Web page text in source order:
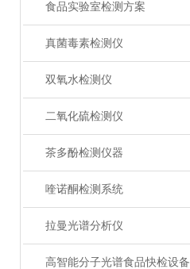
食品实验室检测方案
真菌毒素检测仪
双氧水检测仪
二氧化硫检测仪
茶多酚检测仪器
喹诺酮检测系统
拉曼光谱分析仪
高智能分子光谱食品快检设备